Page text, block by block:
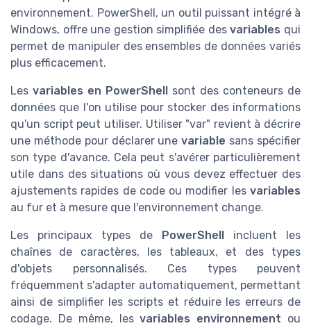
environnement. PowerShell, un outil puissant intégré à
Windows, offre une gestion simplifiée desvariables qui
permet de manipuler des ensembles de données variés
plus efficacement.
Les variables en PowerShell
sont des conteneurs de
données que l'on utilise pour stocker des informations
qu'un script peut utiliser. Utiliser "var" revient à décrire
une méthode pour déclarer unevariable sans spécifier
son type d'avance. Cela peut s'avérer particulièrement
utile dans des situations où vous devez effectuer des
ajustements rapides de code ou modifier les variables
au fur et à mesure que l'environnement change.
Les principaux types de PowerShell
incluent les
chaînes de caractères, les tableaux, et des types
d'objets personnalisés. Ces types peuvent
fréquemment s'adapter automatiquement, permettant
ainsi de simplifier les scripts et réduire les erreurs de
codage. De même, lesvariables environnement ou